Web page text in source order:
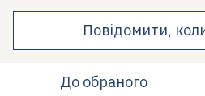
Повідомити,
До обраного